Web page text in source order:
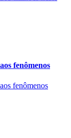
fenômenos